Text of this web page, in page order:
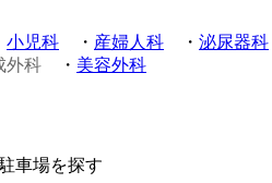
小児科 ・ 産婦人科 ・ 泌尿器科
外科 ・ 美容外科
車場を探す